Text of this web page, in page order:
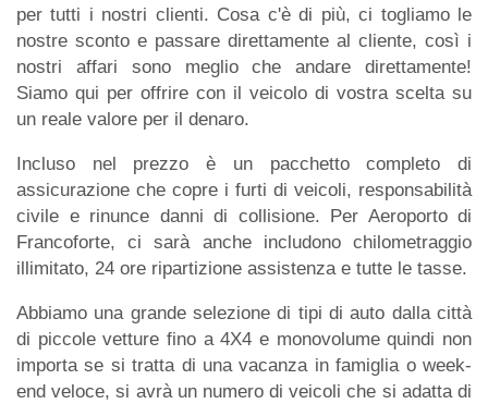
per tutti i nostri clienti. Cosa c'è di più, ci togliamo le
nostre sconto e passare direttamente al cliente, così i
nostri affari sono meglio che andare direttamente!
Siamo qui per offrire con il veicolo di vostra scelta su
un reale valore per il denaro.
Incluso nel prezzo è un pacchetto completo di
assicurazione che copre i furti di veicoli, responsabilità
civile e rinunce danni di collisione. Per Aeroporto di
Francoforte, ci sarà anche includono chilometraggio
illimitato, 24 ore ripartizione assistenza e tutte le tasse.
Abbiamo una grande selezione di tipi di auto dalla città
di piccole vetture fino a 4X4 e monovolume quindi non
importa se si tratta di una vacanza in famiglia o week-
end veloce, si avrà un numero di veicoli che si adatta di